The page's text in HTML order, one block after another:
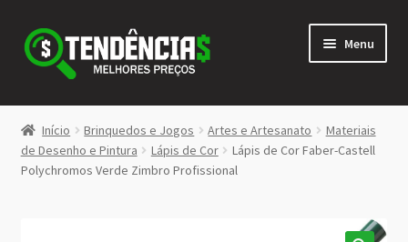
Pular
para
navegação
Pular
para
conteúdo
Menu
LOJA
<>
Início Brinquedos e Jogos Artes e Artesanato
Materiais
de Desenho e Pintura
Lápis de Cor
Lápis de Cor Faber-Castell
Polychromos Verde Zimbro Profissional